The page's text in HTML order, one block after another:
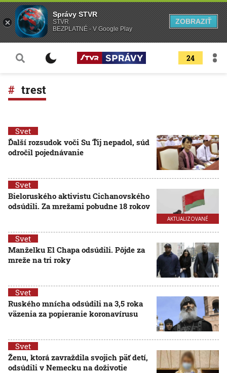
24
trest
Svet
Ďalší rozsudok voči Su Ťij nepadol, súd
odročil pojednávanie
AKTUALIZOVANÉ
Svet
Bieloruského aktivistu Cichanovského
odsúdili. Za mrežami pobudne 18 rokov
Svet
Manželku El Chapa odsúdili. Pôjde za
mreže na tri roky
Svet
Ruského mnícha odsúdili na 3,5 roka
väzenia za popieranie koronavírusu
Svet
Ženu, ktorá zavraždila svojich päť detí,
odsúdili v Nemecku na doživotie
Správy STVR
STVR
BEZPLATNÉ - V Google Play
ZOBRAZIŤ